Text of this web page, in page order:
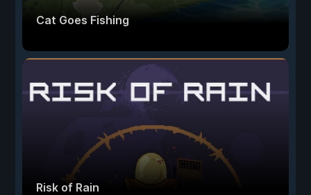
Cat Goes Fishing
Risk of Rain